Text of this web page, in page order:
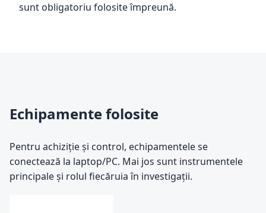
sunt obligatoriu folosite împreună.
Echipamente folosite
Pentru achiziție și control, echipamentele se
conectează la laptop/PC. Mai jos sunt instrumentele
principale și rolul fiecăruia în investigații.